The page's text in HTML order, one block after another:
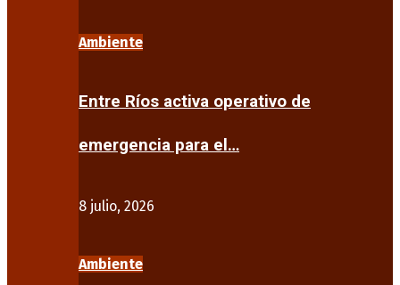
Ambiente
Entre Ríos activa operativo de
emergencia para el…
8 julio, 2026
Ambiente